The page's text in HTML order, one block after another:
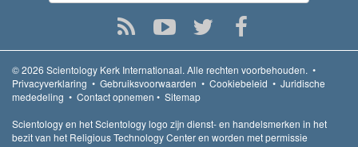
© 2026 Scientology Kerk Internationaal.Alle rechten voorbehouden. •
Privacyverklaring • Gebruiksvoorwaarden • Cookiebeleid • Juridische
mededeling • Contact opnemen • Sitemap
Scientology en het Scientology logo zijn dienst- en handelsmerken in het
bezit van het Religious Technology Center en worden met permissie